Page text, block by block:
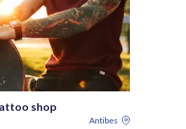
shop
Antibes